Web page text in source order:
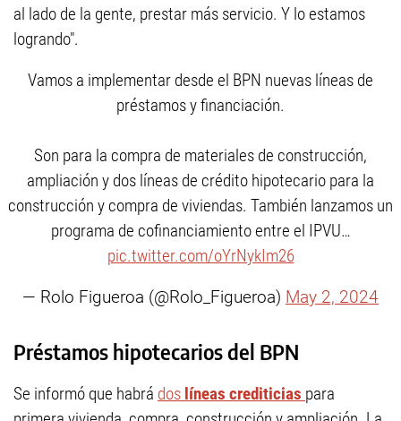
al lado de la gente, prestar más servicio. Y lo estamos
logrando".
Vamos a implementar desde el BPN nuevas líneas de
préstamos y financiación.
Son para la compra de materiales de construcción,
ampliación y dos líneas de crédito hipotecario para la
construcción y compra de viviendas. También lanzamos un
programa de cofinanciamiento entre el IPVU…
pic.twitter.com/oYrNykIm26
— Rolo Figueroa (@Rolo_Figueroa) May 2, 2024
Préstamos hipotecarios del BPN
Se informó que habrá dos líneas crediticias para